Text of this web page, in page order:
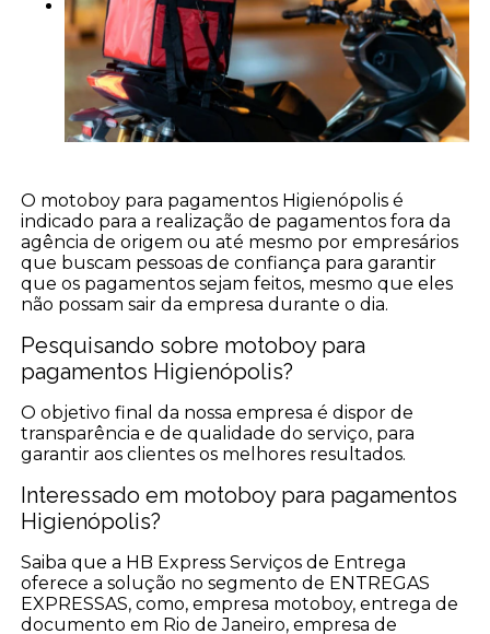
O motoboy para pagamentos Higienópolis é
indicado para a realização de pagamentos fora da
agência de origem ou até mesmo por empresários
que buscam pessoas de confiança para garantir
que os pagamentos sejam feitos, mesmo que eles
não possam sair da empresa durante o dia.
Pesquisando sobre motoboy para
pagamentos Higienópolis?
O objetivo final da nossa empresa é dispor de
transparência e de qualidade do serviço, para
garantir aos clientes os melhores resultados.
Interessado em motoboy para pagamentos
Higienópolis?
Saiba que a HB Express Serviços de Entrega
oferece a solução no segmento de ENTREGAS
EXPRESSAS, como, empresa motoboy, entrega de
documento em Rio de Janeiro, empresa de